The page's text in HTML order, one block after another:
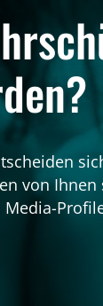
von
Media-